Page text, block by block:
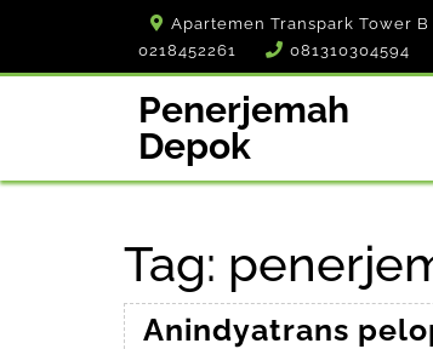
Apartemen Transpark Tower B
0218452261
081310304594
Penerjemah
Depok
Tag:
Anindyatrans